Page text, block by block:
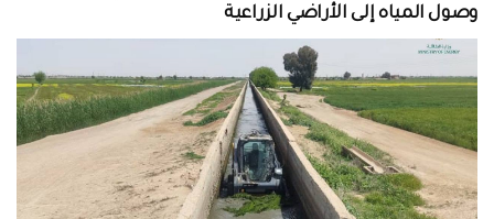
وصول المياه إلى الأراضي الزراعية